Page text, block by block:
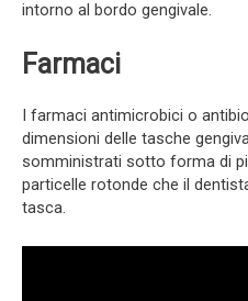
intorno al bordo gengivale.
Farmaci
I farmaci antimicrobici o
dimensioni delle tasche
somministrati sotto forma di
particelle rotonde che il
tasca.